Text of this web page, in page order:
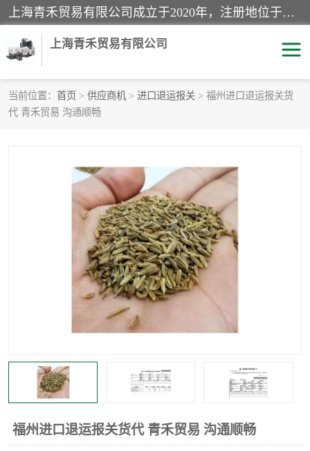
上海青禾贸易有限公司成立于2020年，注册地位于上海市宝山区。经营范围包括：机械设备、五金制品、劳防用品、电子产品、塑胶制品、家具、模具、纺织品、仪器仪表、建筑材料、装饰材料、化工产品、金属制品、机车配件等货物进出口报关、清关服务。
上海青禾贸易有限公司
当前位置： 首页 > 供应商机 > 进口退运报关 > 福州进口退运报关货
代 青禾贸易 沟通顺畅
福州进口退运报关货代 青禾贸易 沟通顺畅
酒类饮料报关
进口杂货清关
家用电器报关 机床进口清关
国际灯具清关